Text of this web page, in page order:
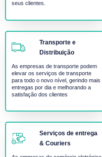
seus clientes.
Transporte e
Distribuição
As empresas de transporte podem
elevar os serviços de transporte
para todo o novo nível, gerindo mais
entregas por dia e melhorando a
satisfação dos clientes
Serviços de entrega
& Couriers